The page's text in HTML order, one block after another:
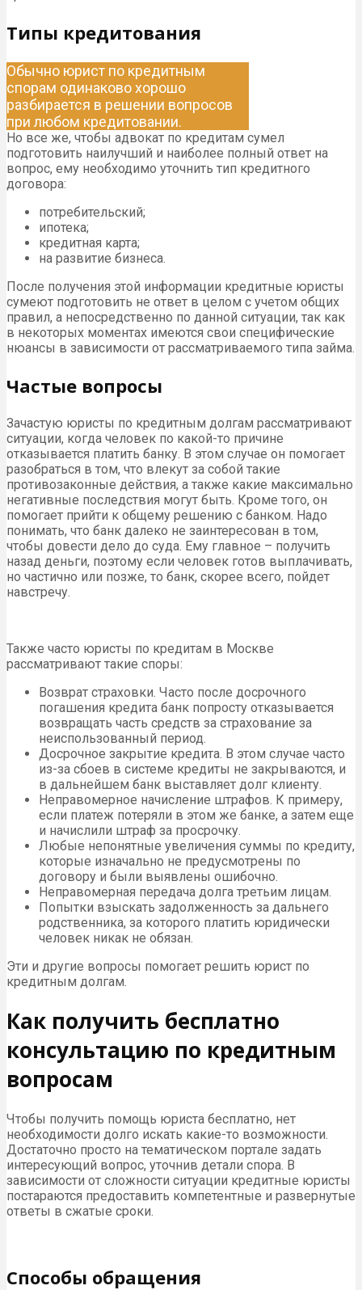
Типы кредитования
Обычно юрист по кредитным
спорам одинаково хорошо
разбирается в решении вопросов
при любом кредитовании.
Но все же, чтобы адвокат по кредитам сумел
подготовить наилучший и наиболее полный ответ на
вопрос, ему необходимо уточнить тип кредитного
договора:
потребительский;
ипотека;
кредитная карта;
на развитие бизнеса.
После получения этой информации кредитные юристы
сумеют подготовить не ответ в целом с учетом общих
правил, а непосредственно по данной ситуации, так как
в некоторых моментах имеются свои специфические
нюансы в зависимости от рассматриваемого типа займа.
Частые вопросы
Зачастую юристы по кредитным долгам рассматривают
ситуации, когда человек по какой-то причине
отказывается платить банку. В этом случае он помогает
разобраться в том, что влекут за собой такие
противозаконные действия, а также какие максимально
негативные последствия могут быть. Кроме того, он
помогает прийти к общему решению с банком. Надо
понимать, что банк далеко не заинтересован в том,
чтобы довести дело до суда. Ему главное – получить
назад деньги, поэтому если человек готов выплачивать,
но частично или позже, то банк, скорее всего, пойдет
навстречу.
Также часто юристы по кредитам в Москве
рассматривают такие споры:
Возврат страховки. Часто после досрочного
погашения кредита банк попросту отказывается
возвращать часть средств за страхование за
неиспользованный период.
Досрочное закрытие кредита. В этом случае часто
из-за сбоев в системе кредиты не закрываются, и
в дальнейшем банк выставляет долг клиенту.
Неправомерное начисление штрафов. К примеру,
если платеж потеряли в этом же банке, а затем еще
и начислили штраф за просрочку.
Любые непонятные увеличения суммы по кредиту,
которые изначально не предусмотрены по
договору и были выявлены ошибочно.
Неправомерная передача долга третьим лицам.
Попытки взыскать задолженность за дальнего
родственника, за которого платить юридически
человек никак не обязан.
Эти и другие вопросы помогает решить юрист по
кредитным долгам.
Как получить бесплатно
консультацию по кредитным
вопросам
Чтобы получить помощь юриста бесплатно, нет
необходимости долго искать какие-то возможности.
Достаточно просто на тематическом портале задать
интересующий вопрос, уточнив детали спора. В
зависимости от сложности ситуации кредитные юристы
постараются предоставить компетентные и развернутые
ответы в сжатые сроки.
Способы обращения